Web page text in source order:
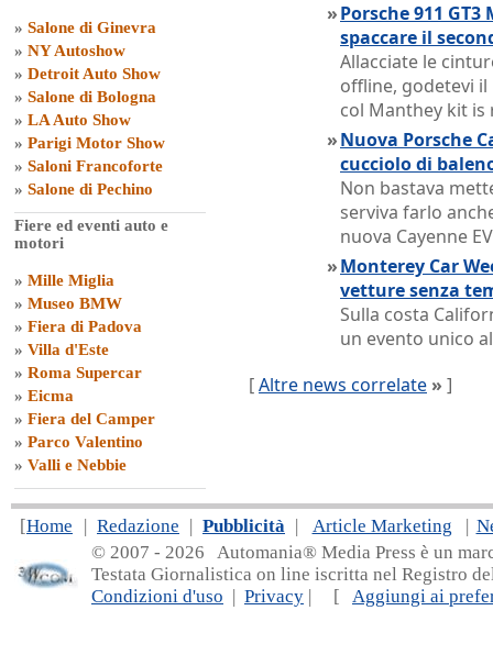
» Salone di Ginevra
» NY Autoshow
» Detroit Auto Show
» Salone di Bologna
» LA Auto Show
» Parigi Motor Show
» Saloni Francoforte
» Salone di Pechino
Fiere ed eventi auto e
motori
» Mille Miglia
» Museo BMW
» Fiera di Padova
» Villa d'Este
» Roma Supercar
» Eicma
» Fiera del Camper
» Parco Valentino
» Valli e Nebbie
»Porsche 911
spaccare il
Allacciate le
offline, godetevi il
col Manthey kit
»Nuova Porsche
cucciolo di
Non bastava
serviva farlo
nuova Cayenne EV
»Monterey Car
vetture senza
Sulla costa
un evento unico
[Altre news correlate » ]
[Home | Redazione | Pubblicità | Article Marketing |
© 2007 - 2026 Automania® Media Press è un
Testata Giornalistica on line iscritta nel Registro
Condizioni d'uso | Privacy | [ Aggiungi ai